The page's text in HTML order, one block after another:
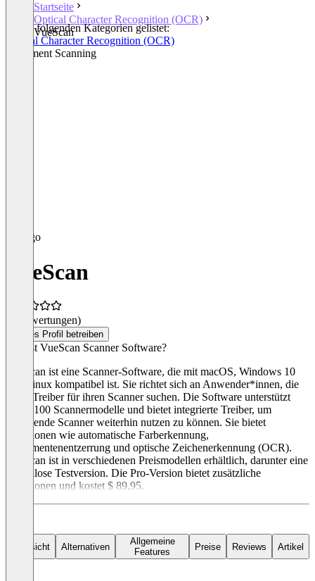
Startseite
Optical Character Recognition (OCR)
VueScan
In den folgenden Kategorien gelistet:
Optical Character Recognition (OCR)
Document Scanning
VueScan
(0 Bewertungen)
Dieses Profil betreiben
Was ist VueScan Scanner Software?
VueScan ist eine Scanner-Software, die mit macOS, Windows 10
und Linux kompatibel ist. Sie richtet sich an Anwender*innen, die
einen Treiber für ihren Scanner suchen. Die Software unterstützt
über 7100 Scannermodelle und bietet integrierte Treiber, um
bestehende Scanner weiterhin nutzen zu können. Sie bietet
Funktionen wie automatische Farberkennung,
Dokumentenentzerrung und optische Zeichenerkennung (OCR).
VueScan ist in verschiedenen Preismodellen erhältlich, darunter eine
kostenlose Testversion. Die Pro-Version bietet zusätzliche
Funktionen und kostet $ 89,95.
Übersicht Alternativen
Allgemeine
Features
Preise Reviews Artikel